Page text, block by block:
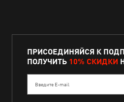
ПРИСОЕДИНЯЙСЯ К
ПОЛУЧИТЬ 10% СКИДКИ
Введите E-mail